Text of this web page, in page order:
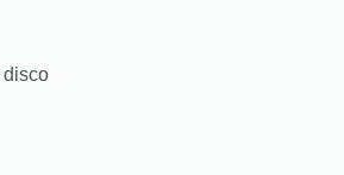
disco